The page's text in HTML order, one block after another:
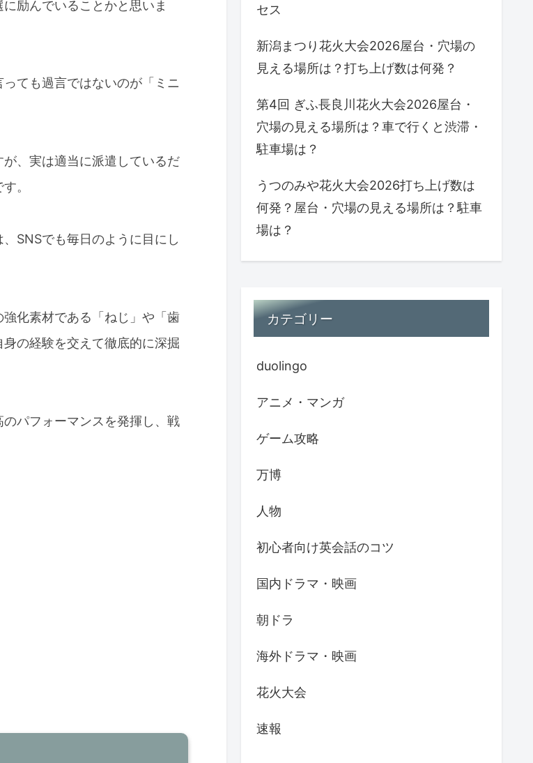
励んでいることかと思いま
ても過言ではないのが「ミニ
、実は適当に派遣しているだ
。
SNSでも毎日のように目にし
化素材である「ねじ」や「歯
の経験を交えて徹底的に深掘
パフォーマンスを発揮し、戦
セス
新潟まつり花火大会2026屋台・穴場の
見える場所は？打ち上げ数は何発？
第4回 ぎふ長良川花火大会2026屋台・
穴場の見える場所は？車で行くと渋滞・
駐車場は？
うつのみや花火大会2026打ち上げ数は
何発？屋台・穴場の見える場所は？駐車
場は？
カテゴリー
duolingo
アニメ・マンガ
ゲーム攻略
万博
人物
初心者向け英会話のコツ
国内ドラマ・映画
朝ドラ
海外ドラマ・映画
花火大会
速報